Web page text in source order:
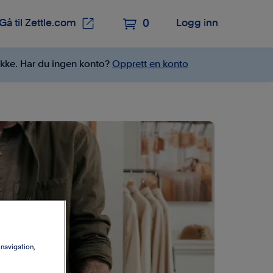
til Zettle.com   0 Logg inn
Har du ingen konto? Opprett en konto